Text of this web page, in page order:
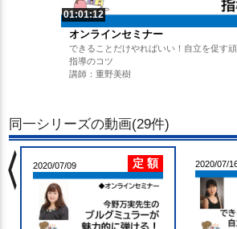
01:01:12
オンラインセミナー
できることだけやればいい！自立を促す
指導のコツ
講師：重野美樹
同一シリーズの動画(29件)
2020/07/09 定 額 2020/07/
chevron_left